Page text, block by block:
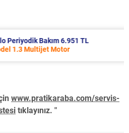
Bakım 6.951 TL
Motor
www.pratikaraba.com/servis-
tıklayınız. "